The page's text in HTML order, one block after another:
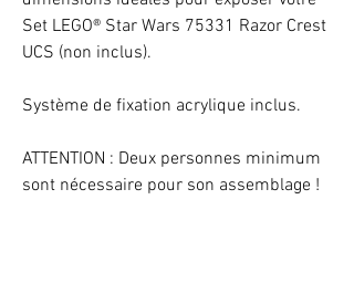
Set LEGO® Star Wars 75331 Razor Crest
UCS (non inclus).
Système de fixation acrylique inclus.
ATTENTION : Deux personnes minimum
sont nécessaire pour son assemblage !